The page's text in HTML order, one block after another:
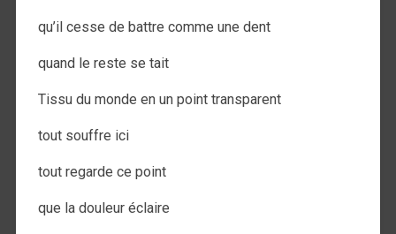
qu’il cesse de battre comme une dent
quand le reste se tait
Tissu du monde en un point transparent
tout souffre ici
tout regarde ce point
que la douleur éclaire